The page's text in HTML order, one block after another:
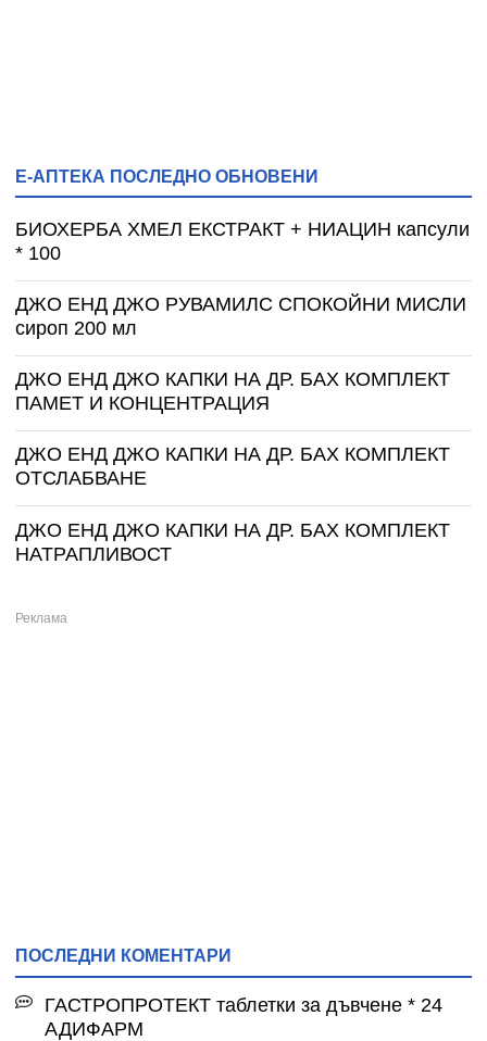
Е-АПТЕКА ПОСЛЕДНО ОБНОВЕНИ
БИОХЕРБА ХМЕЛ ЕКСТРАКТ + НИАЦИН капсули
* 100
ДЖО ЕНД ДЖО РУВАМИЛС СПОКОЙНИ МИСЛИ
сироп 200 мл
ДЖО ЕНД ДЖО КАПКИ НА ДР. БАХ КОМПЛЕКТ
ПАМЕТ И КОНЦЕНТРАЦИЯ
ДЖО ЕНД ДЖО КАПКИ НА ДР. БАХ КОМПЛЕКТ
ОТСЛАБВАНЕ
ДЖО ЕНД ДЖО КАПКИ НА ДР. БАХ КОМПЛЕКТ
НАТРАПЛИВОСТ
ПОСЛЕДНИ КОМЕНТАРИ
ГАСТРОПРОТЕКТ таблетки за дъвчене * 24
АДИФАРМ